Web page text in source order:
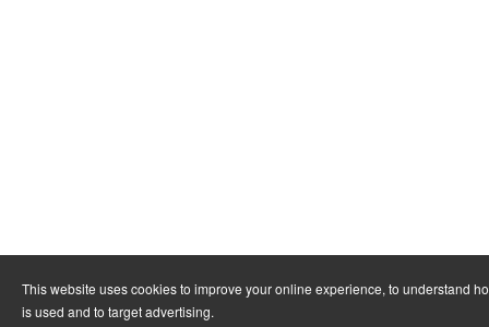
This website uses cookies to improve your online experience, to understand
is used and to target advertising.